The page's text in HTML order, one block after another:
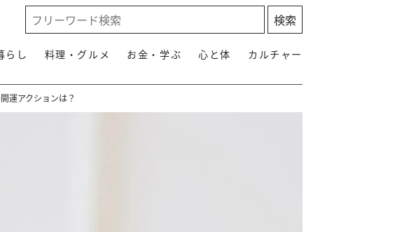
らし 料理・グルメ お金・学ぶ 心と体 カルチャー
運アクションは？